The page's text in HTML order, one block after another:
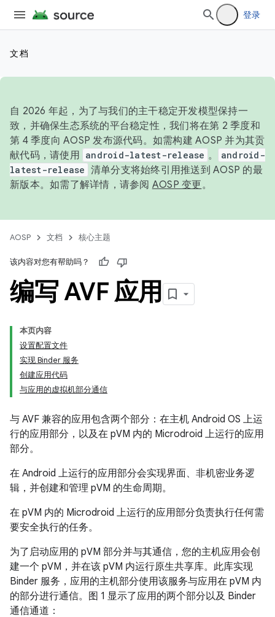
登录
文档
自 2026 年起，为了与我们的主干稳定开发模型保持一
致，并确保生态系统的平台稳定性，我们将在第 2 季度和
第 4 季度向 AOSP 发布源代码。如需构建 AOSP 并为其贡
献代码，请使用 android-latest-release 。
android-
latest-release 清单分支将始终引用推送到 AOSP 的最
新版本。如需了解详情，请参阅 AOSP 变更。
AOSP 文档 核心主题
该内容对您有帮助吗？
编写 AVF 应用
本页内容
设置配置文件
实现 Binder 服务
创建应用代码
与应用的虚拟机部分通信
与 AVF 兼容的应用包含两个部分：在主机 Android OS 上运
行的应用部分，以及在 pVM 内的 Microdroid 上运行的应用
部分。
在 Android 上运行的应用部分会实现界面、非机密业务逻
辑，并创建和管理 pVM 的生命周期。
在 pVM 内的 Microdroid 上运行的应用部分负责执行任何需
要安全执行的任务。
为了启动应用的 pVM 部分并与其通信，您的主机应用会创
建一个 pVM，并在该 pVM 内运行原生共享库。此库实现
Binder 服务，应用的主机部分使用该服务与应用在 pVM 内
的部分进行通信。图 1 显示了应用的两个部分以及 Binder
通信通道：